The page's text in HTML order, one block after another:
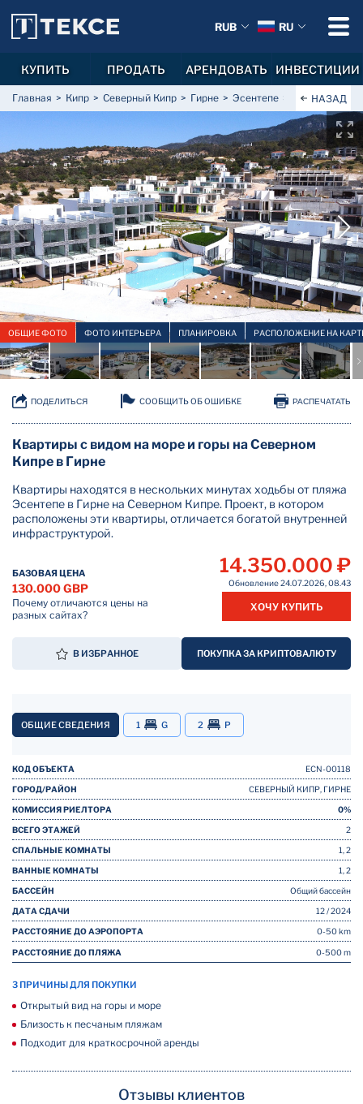
Главная Кипр Северный Кипр Гирне Эсентепе Квартиры с
НАЗАД
ОБЩИЕ ФОТО ФОТО ИНТЕРЬЕРА ПЛАНИРОВКА РАСПОЛОЖЕНИЕ НА
ПОДЕЛИТЬСЯ СООБЩИТЬ ОБ ОШИБКЕ РАСПЕЧАТАТЬ
Квартиры с видом на море и горы на Северном
Кипре в Гирне
Квартиры находятся в нескольких минутах ходьбы от пляжа
Эсентепе в Гирне на Северном Кипре. Проект, в котором
расположены эти квартиры, отличается богатой внутренней
инфраструктурой.
БАЗОВАЯ ЦЕНА
130.000 GBP
Почему отличаются цены на
разных сайтах?
14.350.000 ₽
Обновление 24.07.2026, 08.43
ХОЧУ КУПИТЬ
В ИЗБРАННОЕ ПОКУПКА ЗА КРИПТОВАЛЮТУ
ОБЩИЕ СВЕДЕНИЯ 1 G 2 P
КОД ОБЪЕКТА ECN-00118
ГОРОД/РАЙОН СЕВЕРНЫЙ КИПР, ГИРНЕ
КОМИССИЯ РИЕЛТОРА 0%
ВСЕГО ЭТАЖЕЙ 2
СПАЛЬНЫЕ КОМНАТЫ 1, 2
ВАННЫЕ КОМНАТЫ 1, 2
БАССЕЙН Общий бассейн
ДАТА СДАЧИ 12 / 2024
РАССТОЯНИЕ ДО АЭРОПОРТА 0-50 km
РАССТОЯНИЕ ДО ПЛЯЖА 0-500 m
3 ПРИЧИНЫ ДЛЯ ПОКУПКИ
Открытый вид на горы и море
Близость к песчаным пляжам
Подходит для краткосрочной аренды
Отзывы клиентов
RUB RU
КУПИТЬ ПРОДАТЬ АРЕНДОВАТЬ ИНВЕСТИЦИИ